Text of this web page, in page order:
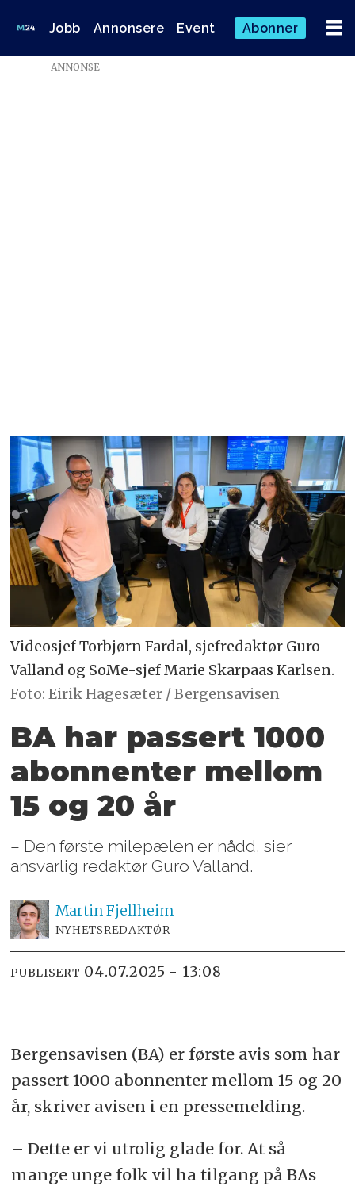
Jobb Annonsere Event Abonner
ANNONSE
Videosjef Torbjørn Fardal, sjefredaktør Guro
Valland og SoMe-sjef Marie Skarpaas Karlsen.
Foto: Eirik Hagesæter / Bergensavisen
BA har passert 1000
abonnenter mellom
15 og 20 år
– Den første milepælen er nådd, sier
ansvarlig redaktør Guro Valland.
MartinFjellheim
NYHETSREDAKTØR
PUBLISERT 04.07.2025 - 13:08
Bergensavisen (BA) er første avis som har
passert 1000 abonnenter mellom 15 og 20
år, skriver avisen i en pressemelding.
– Dette er vi utrolig glade for. At så
mange unge folk vil ha tilgang på BAs